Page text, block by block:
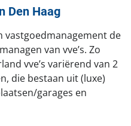
toegang
Reparatieverzoeken
bij ons werken!
& Suggesties
Den Haag
vastgoedmanagement de
van vve’s. Zo
vve’s variërend van 2
die bestaan uit (luxe)
garages en